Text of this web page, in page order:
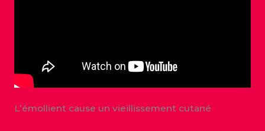
L’émollient cause un vieillissement cutané